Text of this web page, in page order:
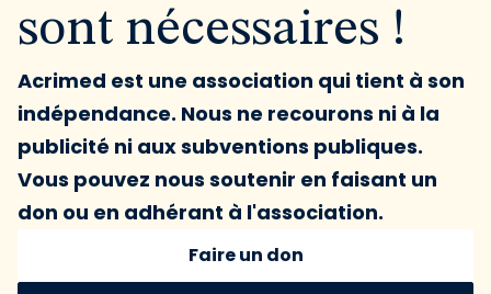
sont nécessaires !
Acrimed est une association qui tient à son
indépendance. Nous ne recourons ni à la
publicité ni aux subventions publiques.
Vous pouvez nous soutenir en faisant un
don ou en adhérant à l'association.
Faire un don